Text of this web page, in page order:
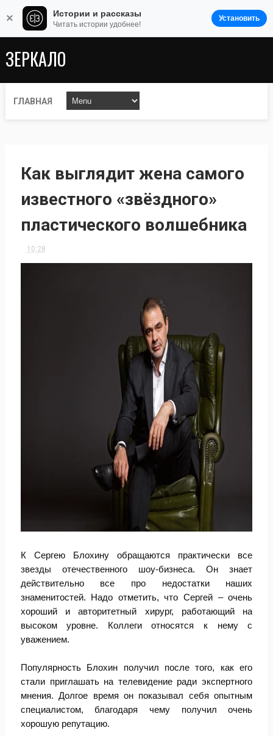
ЗЕРКАЛО
ГЛАВНАЯ
Как выглядит жена самого
известного «звёздного»
пластического волшебника
10:28
К Сергею Блохину обращаются практически все
звезды отечественного шоу-бизнеса. Он знает
действительно все про недостатки наших
знаменитостей. Надо отметить, что Сергей – очень
хороший и авторитетный хирург, работающий на
высоком уровне. Коллеги относятся к нему с
уважением.
Популярность Блохин получил после того, как его
стали приглашать на телевидение ради экспертного
мнения. Долгое время он показывал себя опытным
специалистом, благодаря чему получил очень
хорошую репутацию.
× Истории и рассказы
Читать истории удобнее!
Установить